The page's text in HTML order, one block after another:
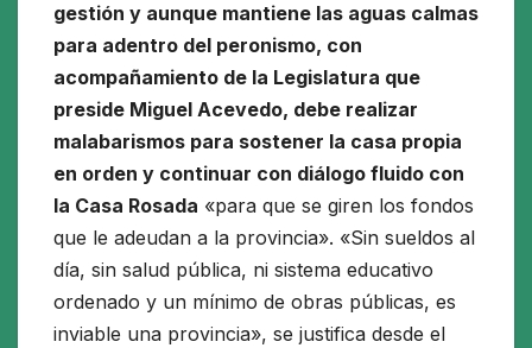
gestión y aunque mantiene las aguas calmas
para adentro del peronismo, con
acompañamiento de la Legislatura que
preside Miguel Acevedo, debe realizar
malabarismos para sostener la casa propia
en orden y continuar con diálogo fluido con
la Casa Rosada «para que se giren los fondos
que le adeudan a la provincia». «Sin sueldos al
día, sin salud pública, ni sistema educativo
ordenado y un mínimo de obras públicas, es
inviable una provincia», se justifica desde el